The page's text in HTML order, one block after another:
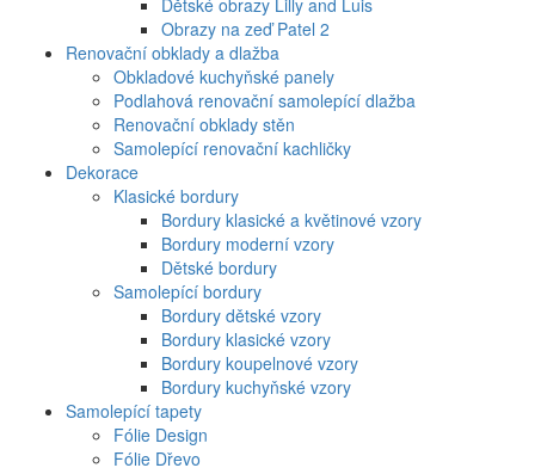
Dětské obrazy Lilly and Luis
Obrazy na zeď Patel 2
Renovační obklady a dlažba
Obkladové kuchyňské panely
Podlahová renovační samolepící dlažba
Renovační obklady stěn
Samolepící renovační kachličky
Dekorace
Klasické bordury
Bordury klasické a květinové vzory
Bordury moderní vzory
Dětské bordury
Samolepící bordury
Bordury dětské vzory
Bordury klasické vzory
Bordury koupelnové vzory
Bordury kuchyňské vzory
Samolepící tapety
Fólie Design
Fólie Dřevo